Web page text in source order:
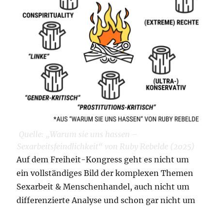
Quelle: „Warum sie uns hassen –
Sexarbeitsfeindlichkeit“ von Ruby Rebelde (2025)
Auf dem Freiheit-Kongress geht es nicht um
ein vollständiges Bild der komplexen Themen
Sexarbeit & Menschenhandel, auch nicht um
differenzierte Analyse und schon gar nicht um